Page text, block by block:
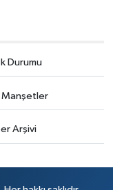
Durumu
Manşetler
Arşivi